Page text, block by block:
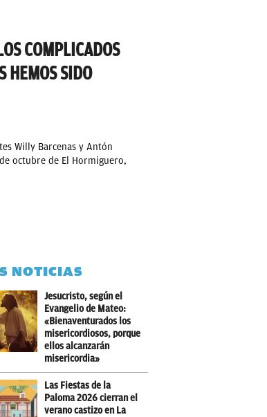
COMPLICADOS
HEMOS SIDO
Willy Barcenas y Antón
octubre de El Hormiguero,
NOTICIAS
Jesucristo, según el
Evangelio de Mateo:
«Bienaventurados los
misericordiosos, porque
ellos alcanzarán
misericordia»
Las Fiestas de la
Paloma 2026 cierran el
verano castizo en La